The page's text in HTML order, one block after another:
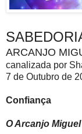
ARCANJO
canalizada por
7 de Outubro de
Confiança
O Arcanjo